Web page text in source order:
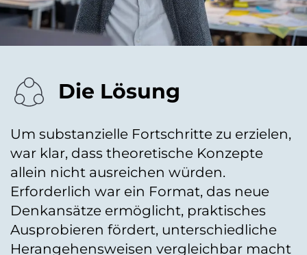
Die Lösung
Um substanzielle Fortschritte zu erzielen,
war klar, dass theoretische Konzepte
allein nicht ausreichen würden.
Erforderlich war ein Format, das neue
Denkansätze ermöglicht, praktisches
Ausprobieren fördert, unterschiedliche
Herangehensweisen vergleichbar macht